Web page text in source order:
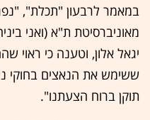
במאמר לרבעון "תכלת",
מאוניברסיטת ת"א (ואני
יגאל אלון, וטענה כי ראוי
ששימש את הנאצים בחוקי
תוקן ברוח הצעתנו".